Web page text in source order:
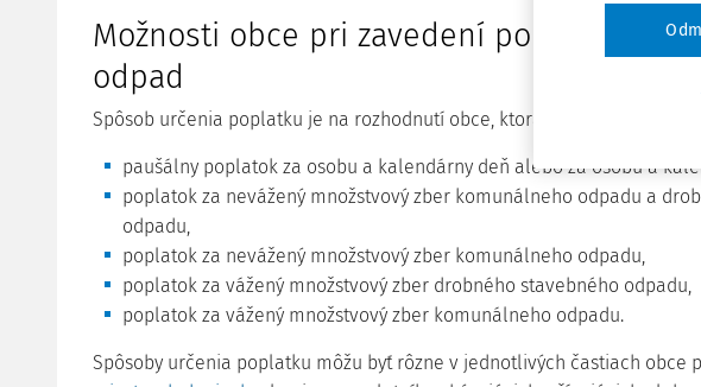
Možnosti obce pri zavedení poplatku za
odpad
Spôsob určenia poplatku je na rozhodnutí obce, ktorá môže na svojom
paušálny poplatok za osobu a kalendárny deň alebo za osobu a
poplatok za nevážený množstvový zber komunálneho odpadu a
odpadu,
poplatok za nevážený množstvový zber komunálneho odpadu,
poplatok za vážený množstvový zber drobného stavebného odpadu,
poplatok za vážený množstvový zber komunálneho odpadu.
Spôsoby určenia poplatku môžu byť rôzne v jednotlivých častiach obce